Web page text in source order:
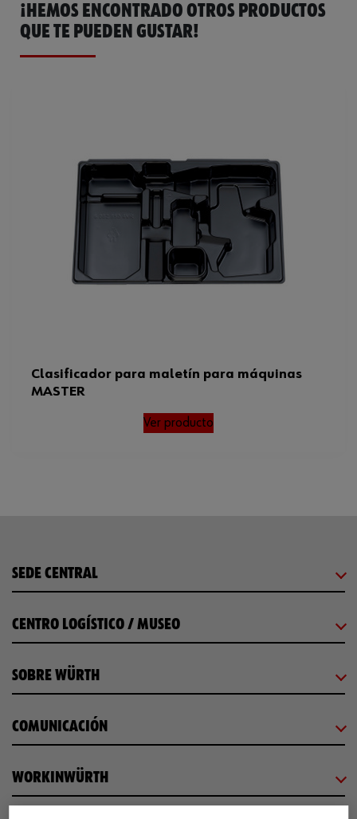
Longitud 462.5 mm
Anchura
Apto para maletín Maletín de sistema 8.4.2
Código del sistema armonizado 39269097900
Peso del producto (por artículo) 508.000 g
Catálogo General 5808200995
Ficha Técnica
¡HEMOS ENCONTRADO OTROS PRODUCTOS
QUE TE PUEDEN GUSTAR!
Clasificador para maletín para máquinas
MASTER
Ver producto
SEDE CENTRAL
CENTRO LOGÍSTICO / MUSEO
SOBRE WÜRTH
COMUNICACIÓN
WORKINWÜRTH